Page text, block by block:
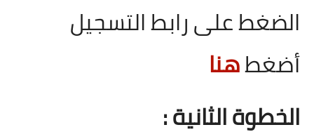
الضغط على رابط التسجيل
أضغطهنا
الخطوة الثانية :